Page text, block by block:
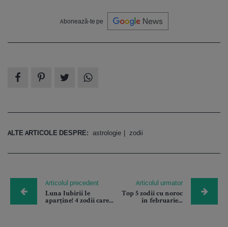
Abonează-te pe
ALTE ARTICOLE DESPRE: astrologie zodii
Articolul precedent
Luna Iubirii le
aparține! 4 zodii care...
Articolul urmator
Top 5 zodii cu noroc
in februarie...